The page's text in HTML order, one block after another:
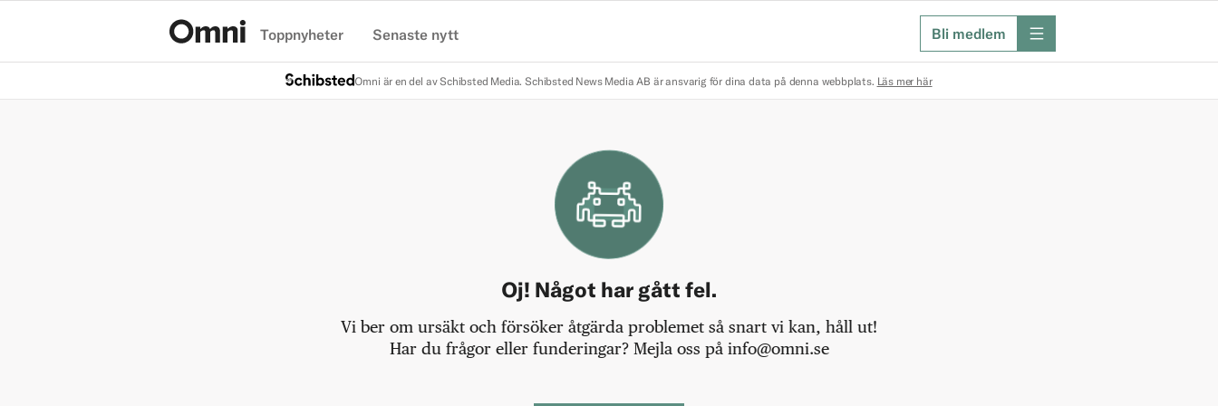
Toppnyheter Senaste nytt Bli medlem meny
Omni är en del av Schibsted Media. Schibsted News Media AB är ansvarig för dina data på denna webbplats. Läs mer här
Oj! Något har gått fel.
Vi ber om ursäkt och försöker åtgärda problemet så snart vi kan, håll ut!
Har du frågor eller funderingar? Mejla oss på info@omni.se